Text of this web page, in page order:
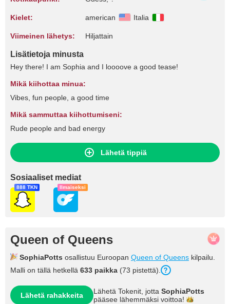
Kielet: american Italia
Viimeinen lähetys: Hiljattain
Lisätietoja minusta
Hey there! I am Sophia and I loooove a good tease!
Mikä kiihottaa minua:
Vibes, fun people, a good time
Mikä sammuttaa kiihottumiseni:
Rude people and bad energy
Lähetä tippiä
Sosiaaliset mediat
888 TKN Ilmaiseksi
Queen of Queens
SophiaPotts osallistuu Euroopan Queen of Queens kilpailu.
Malli on tällä hetkellä 633 paikka (73 pistettä).
Lähetä rahakkeita Lähetä Tokenit, jotta SophiaPotts
pääsee lähemmäksi voittoa!